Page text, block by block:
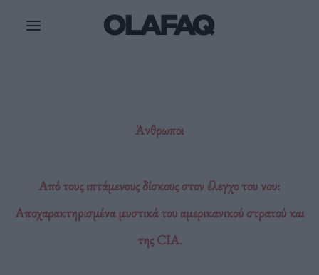
Άνθρωποι
Από τους ιπτάμενους δίσκους στον έλεγχο του νου:
Αποχαρακτηρισμένα μυστικά του αμερικανικού στρατού και
της CIA.